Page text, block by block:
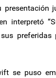
presentación
interpretó
preferidas
se puso